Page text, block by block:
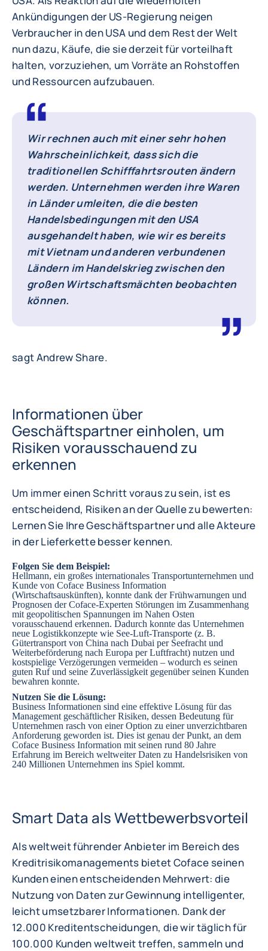
Ankündigungen der US-Regierung neigen
Verbraucher in den USA und dem Rest der Welt
nun dazu, Käufe, die sie derzeit für vorteilhaft
halten, vorzuziehen, um Vorräte an Rohstoffen
und Ressourcen aufzubauen.
Wir rechnen auch mit einer sehr hohen
Wahrscheinlichkeit, dass sich die
traditionellen Schifffahrtsrouten ändern
werden. Unternehmen werden ihre Waren
in Länder umleiten, die die besten
Handelsbedingungen mit den USA
ausgehandelt haben, wie wir es bereits
mit Vietnam und anderen verbundenen
Ländern im Handelskrieg zwischen den
großen Wirtschaftsmächten beobachten
können.
sagt Andrew Share.
Informationen über
Geschäftspartner einholen, um
Risiken vorausschauend zu
erkennen
Um immer einen Schritt voraus zu sein, ist es
entscheidend, Risiken an der Quelle zu bewerten:
Lernen Sie Ihre Geschäftspartner und alle Akteure
in der Lieferkette besser kennen.
Folgen Sie dem Beispiel:
Hellmann, ein großes internationales Transportunternehmen und
Kunde von Coface Business Information
(Wirtschaftsauskünften), konnte dank der Frühwarnungen und
Prognosen der Coface-Experten Störungen im Zusammenhang
mit geopolitischen Spannungen im Nahen Osten
vorausschauend erkennen. Dadurch konnte das Unternehmen
neue Logistikkonzepte wie See-Luft-Transporte (z. B.
Gütertransport von China nach Dubai per Seefracht und
Weiterbeförderung nach Europa per Luftfracht) nutzen und
kostspielige Verzögerungen vermeiden – wodurch es seinen
guten Ruf und seine Zuverlässigkeit gegenüber seinen Kunden
bewahren konnte.
Nutzen Sie die Lösung:
Business Informationen sind eine effektive Lösung für das
Management geschäftlicher Risiken, dessen Bedeutung für
Unternehmen rasch von einer Option zu einer unverzichtbaren
Anforderung geworden ist. Dies ist genau der Punkt, an dem
Coface Business Information mit seinen rund 80 Jahre
Erfahrung im Bereich weltweiter Daten zu Handelsrisiken von
240 Millionen Unternehmen ins Spiel kommt.
Smart Data als Wettbewerbsvorteil
Als weltweit führender Anbieter im Bereich des
Kreditrisikomanagements bietet Coface seinen
Kunden einen entscheidenden Mehrwert: die
Nutzung von Daten zur Gewinnung intelligenter,
leicht umsetzbarer Informationen. Dank der
12.000 Kreditentscheidungen, die wir täglich für
100.000 Kunden weltweit treffen, sammeln und